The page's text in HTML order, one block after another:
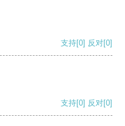
支持[0] 反对[0]
支持[0] 反对[0]